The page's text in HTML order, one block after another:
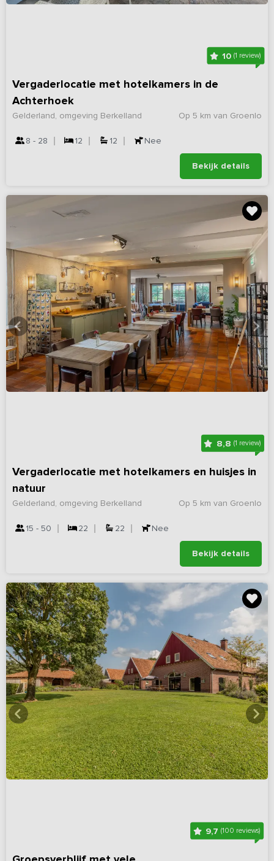
10(1 review)
Vergaderlocatie met hotelkamers in de
Achterhoek
Op 5 km van Groenlo
Gelderland, omgeving Berkelland
8 - 28 12 12 Nee
Bekijk details
8,8 (1 review)
Vergaderlocatie met hotelkamers en huisjes in
natuur
Op 5 km van Groenlo
Gelderland, omgeving Berkelland
15 - 50 22 22 Nee
Bekijk details
9,7 (100 reviews)